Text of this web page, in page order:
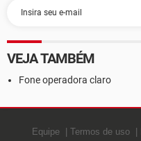
VEJA TAMBÉM
Fone operadora claro
Equipe Termos de uso